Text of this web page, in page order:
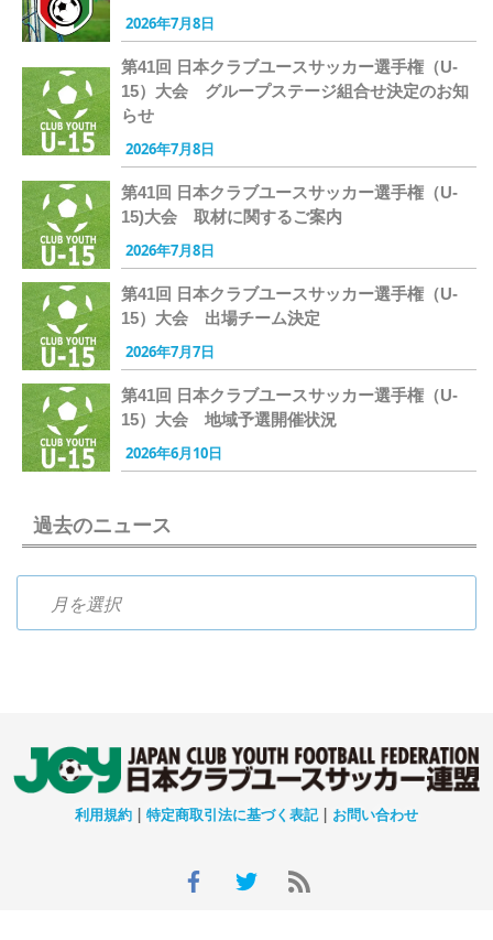
2026年7月8日
第41回 日本クラブユースサッカー選手権（U-
15）大会 グループステージ組合せ決定のお知
らせ
2026年7月8日
第41回 日本クラブユースサッカー選手権（U-
15)大会 取材に関するご案内
2026年7月8日
第41回 日本クラブユースサッカー選手権（U-
15）大会 出場チーム決定
2026年7月7日
第41回 日本クラブユースサッカー選手権（U-
15）大会 地域予選開催状況
2026年6月10日
過去のニュース
利用規約 | 特定商取引法に基づく表記| お問い合わせ